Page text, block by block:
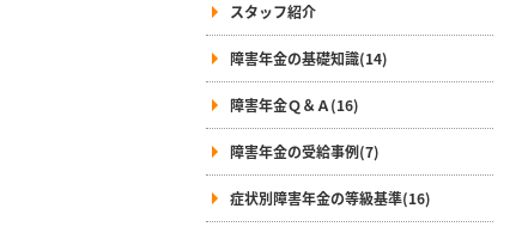
スタッフ紹介
障害年金の基礎知識(14)
障害年金Ｑ＆Ａ(16)
障害年金の受給事例(7)
症状別障害年金の等級基準(16)